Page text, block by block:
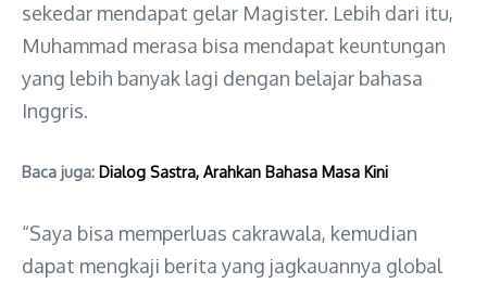
sekedar mendapat gelar Magister. Lebih dari itu,
Muhammad merasa bisa mendapat keuntungan
yang lebih banyak lagi dengan belajar bahasa
Inggris.
Baca juga: Dialog Sastra, Arahkan Bahasa Masa Kini
“Saya bisa memperluas cakrawala, kemudian
dapat mengkaji berita yang jagkauannya global